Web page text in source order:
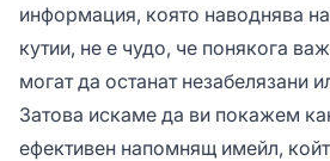
информация, която наводнява
кутии, не е чудо, че понякога
могат да останат незабелязани
Затова искаме да ви покажем
ефективен напомнящ имейл,